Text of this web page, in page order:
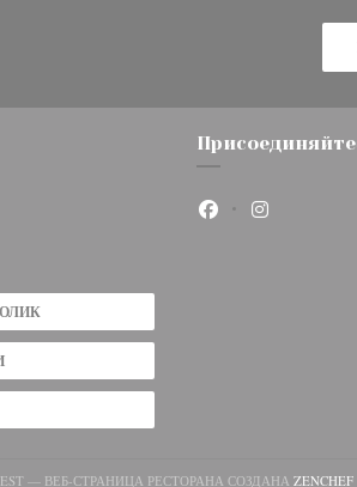
FacebookInstagram
— ВЕБ-СТРАНИЦА РЕСТОРАНА СОЗДАНА ZENCHEF